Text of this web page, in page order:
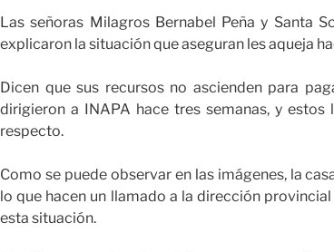
Las señoras Milagros Bernabel Peña y Santa
explicaron la situación que aseguran les aqueja
Dicen que sus recursos no ascienden para
dirigieron a INAPA hace tres semanas, y
respecto.
Como se puede observar en las imágenes, la
lo que hacen un llamado a la dirección
esta situación.